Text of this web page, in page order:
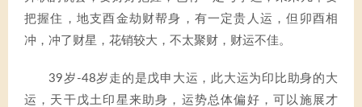
把握住，地支酉金劫财帮身，有一定贵人运，但卯酉相
冲，冲了财星，花销较大，不太聚财，财运不佳。
39岁-48岁走的是戊申大运，此大运为印比助身的大
运，天干戊土印星来助身，运势总体偏好，可以施展才